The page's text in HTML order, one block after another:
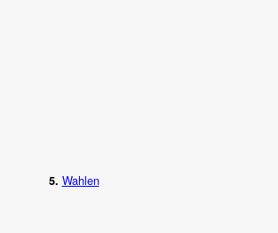
5. Wahlen